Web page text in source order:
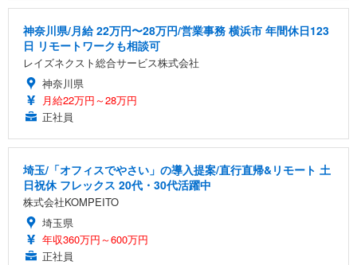
神奈川県/月給 22万円〜28万円/営業事務 横浜市 年間休日123
日 リモートワークも相談可
レイズネクスト総合サービス株式会社
神奈川県
月給22万円～28万円
正社員
埼玉/「オフィスでやさい」の導入提案/直行直帰&リモート 土
日祝休 フレックス 20代・30代活躍中
株式会社KOMPEITO
埼玉県
年収360万円～600万円
正社員